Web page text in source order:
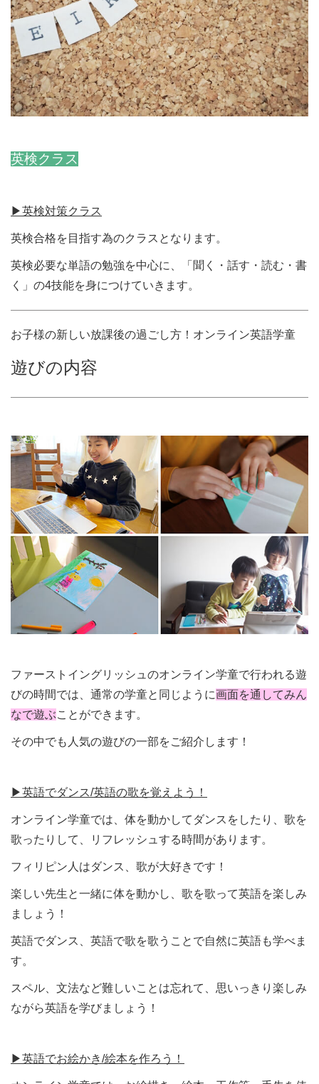
英検クラス
▶︎英検対策クラス
英検合格を目指す為のクラスとなります。
英検必要な単語の勉強を中心に、「聞く・話す・読む・書
く」の4技能を身につけていきます。
お子様の新しい放課後の過ごし方！オンライン英語学童
遊びの内容
ファーストイングリッシュのオンライン学童で行われる遊
びの時間では、通常の学童と同じように画面を通してみん
なで遊ぶことができます。
その中でも人気の遊びの一部をご紹介します！
▶︎英語でダンス/英語の歌を覚えよう！
オンライン学童では、体を動かしてダンスをしたり、歌を
歌ったりして、リフレッシュする時間があります。
フィリピン人はダンス、歌が大好きです！
楽しい先生と一緒に体を動かし、歌を歌って英語を楽しみ
ましょう！
英語でダンス、英語で歌を歌うことで自然に英語も学べま
す。
スペル、文法など難しいことは忘れて、思いっきり楽しみ
ながら英語を学びましょう！
▶︎英語でお絵かき/絵本を作ろう！